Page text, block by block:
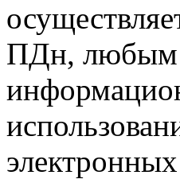
ПДн, любым